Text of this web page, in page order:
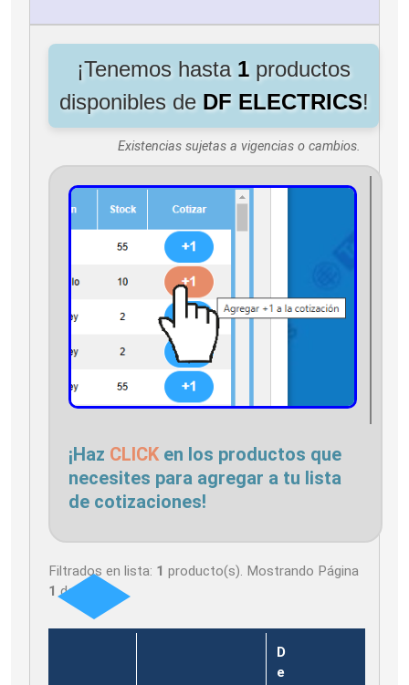
¡Tenemos hasta 1 productos
disponibles de DF ELECTRICS!
Existencias sujetas a vigencias o cambios.
¡Haz CLICK en los productos que
necesites para agregar a tu lista
de cotizaciones!
Filtrados en lista: 1 producto(s). Mostrando Página
1 de
D
e